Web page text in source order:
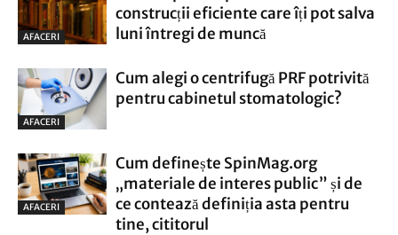
AFACERI
construcții eficiente care îți pot salva
luni întregi de muncă
AFACERI
Cum alegi o centrifugă PRF potrivită
pentru cabinetul stomatologic?
AFACERI
Cum definește SpinMag.org
„materiale de interes public” și de
ce contează definiția asta pentru
tine, cititorul